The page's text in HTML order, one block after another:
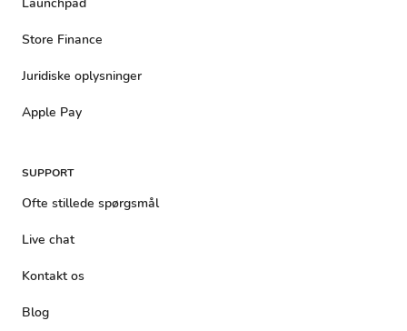
Store Finance
Juridiske oplysninger
Apple Pay
SUPPORT
Ofte stillede spørgsmål
Live chat
Kontakt os
Blog